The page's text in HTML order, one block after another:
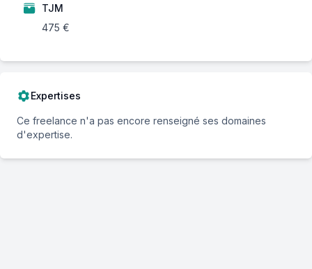
TJM
475 €
Expertises
Ce freelance n'a pas encore renseigné ses domaines
d'expertise.